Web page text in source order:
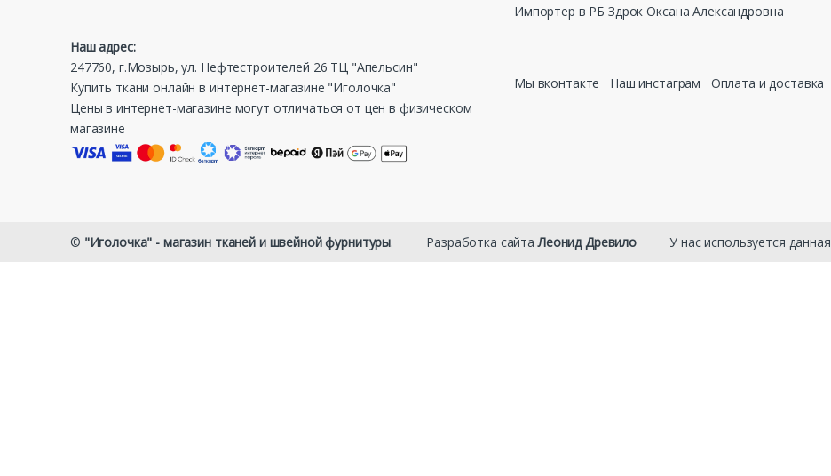
Наш адрес:
247760, г.Мозырь, ул. Нефтестроителей 26 ТЦ "Апельсин"
Купить ткани онлайн в интернет-магазине "Иголочка"
Цены в интернет-магазине могут отличаться от цен в физическом
магазине
Импортер в РБ Здрок Оксана Александровна
Мы вконтакте Наш инстаграм Оплата и доставка
© "Иголочка" - магазин тканей и швейной фурнитуры. ⠀⠀⠀ Разработка сайтаЛеонид Древило⠀⠀⠀ У нас используется данная